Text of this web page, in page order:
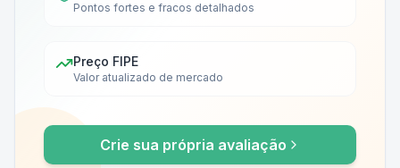
Pontos fortes e fracos detalhados
Preço FIPE
Valor atualizado de mercado
Crie sua própria avaliação